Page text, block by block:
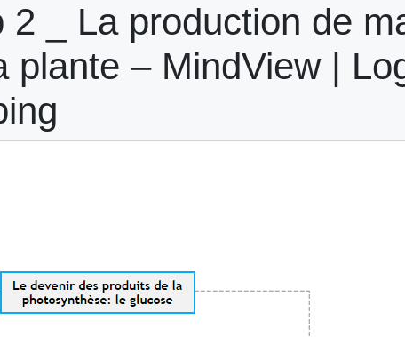
2 _ La production de
plante – MindView |